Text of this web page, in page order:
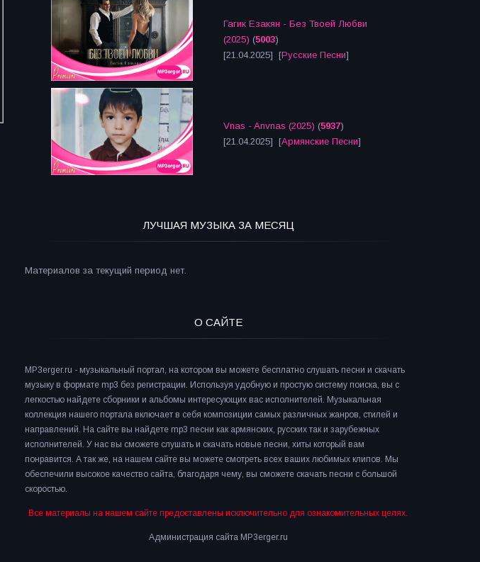
Гагик Езакян - Без Твоей Любви
(2025) (5003)
[21.04.2025] [Русские Песни]
Vnas - Anvnas (2025) (5937)
[21.04.2025] [Армянские Песни]
ЛУЧШАЯ МУЗЫКА ЗА МЕСЯЦ
Материалов за текущий период нет.
О САЙТЕ
MP3erger.ru - музыкальный портал, на котором вы можете бесплатно слушать песни и скачать
музыку в формате mp3 без регистрации. Используя удобную и простую систему поиска, вы с
легкостью найдете сборники и альбомы интересующих вас исполнителей. Музыкальная
коллекция нашего портала включает в себя композиции самых различных жанров, стилей и
направлений. На сайте вы найдете mp3 песни как армянских, русских так и зарубежных
исполнителей. У нас вы сможете слушать и скачать новые песни, хиты который вам
понравится. А так же, на нашем сайте вы можете смотреть всех ваших любимых клипов. Мы
обеспечили высокое качество сайта, благодаря чему, вы сможете скачать песни с большой
скоростью.
Все материалы на нашем сайте предоставлены исключительно для ознакомительных целях.
Администрация сайта MP3erger.ru